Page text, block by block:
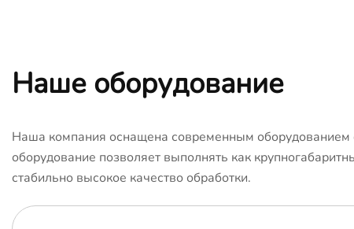
Наше оборудование
Наша компания оснащена современным
оборудование позволяет выполнять как
стабильно высокое качество обработки.